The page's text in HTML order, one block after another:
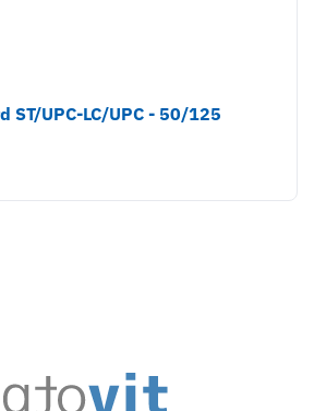
ST/UPC-LC/UPC - 50/125